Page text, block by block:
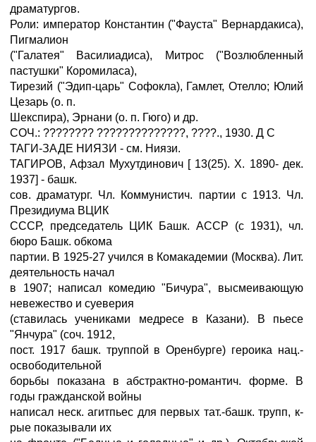
драматургов.
Роли: император Константин ("Фауста" Вернардакиса),
Пигмалион
("Галатея" Василиадиса), Митрос ("Возлюбленный
пастушки" Коромиласа),
Тирезий ("Эдип-царь" Софокла), Гамлет, Отелло; Юлий
Цезарь (о. п.
Шекспира), Эрнани (о. п. Гюго) и др.
СОЧ.: ???????? ??????????????, ????., 1930. Д С
ТАГИ-ЗАДЕ НИЯЗИ - см. Ниязи.
ТАГИРОВ, Афзал Мухутдинович [ 13(25). X. 1890- дек.
1937] - башк.
сов. драматург. Чл. Коммунистич. партии с 1913. Чл.
Президиума ВЦИК
СССР, председатель ЦИК Башк. АССР (с 1931), чл.
бюро Башк. обкома
партии. В 1925-27 учился в Комакадемии (Москва). Лит.
деятельность начал
в 1907; написал комедию "Бичура", высмеивающую
невежество и суеверия
(ставилась учениками медресе в Казани). В пьесе
"Янчура" (соч. 1912,
пост. 1917 башк. труппой в Оренбурге) героика нац.-
освободительной
борьбы показана в абстрактно-романтич. форме. В
годы гражданской войны
написал неск. агитпьес для первых тат.-башк. трупп, к-
рые показывали их